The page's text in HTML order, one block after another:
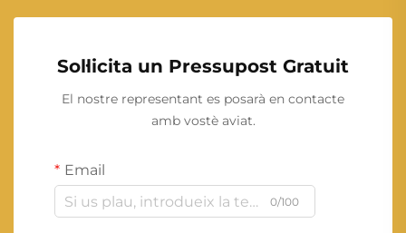
Sol·licita un Pressupost Gratuit
El nostre representant es posarà en contacte
amb vostè aviat.
Email
0/100